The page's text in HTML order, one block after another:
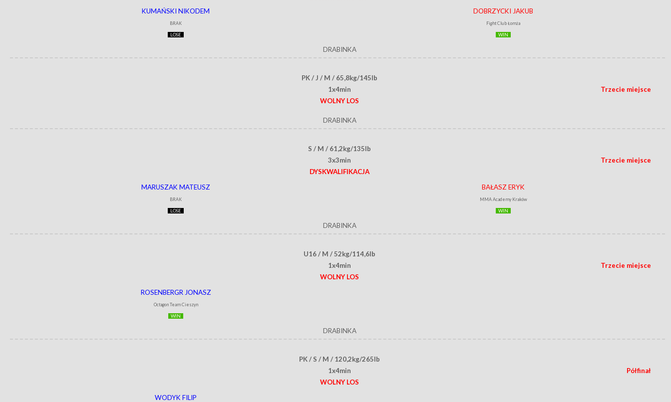
KUMAŃSKI NIKODEM
BRAK
LOSE
DOBRZYCKI JAKUB
Fight Club Łomża
WIN
DRABINKA
PK / J / M / 65,8kg/145lb
1x4min
Trzecie miejsce
WOLNY LOS
DRABINKA
S / M / 61,2kg/135lb
3x3min
Trzecie miejsce
DYSKWALIFIKACJA
MARUSZAK MATEUSZ
BRAK
LOSE
BAŁASZ ERYK
MMA Academy Kraków
WIN
DRABINKA
U16 / M / 52kg/114,6lb
1x4min
Trzecie miejsce
WOLNY LOS
ROSENBERGR JONASZ
Octagon Team Cieszyn
WIN
DRABINKA
PK / S / M / 120,2kg/265lb
1x4min
Półfinał
WOLNY LOS
WODYK FILIP